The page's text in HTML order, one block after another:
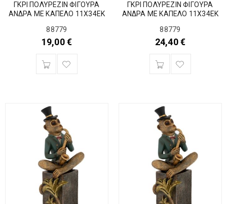
ΓΚΡΙ ΠΟΛΥΡΕΖΙΝ ΦΙΓΟΥΡΑ
ΑΝΔΡΑ ΜΕ ΚΑΠΕΛΟ 11Χ34ΕΚ
88779
19,00€
ΓΚΡΙ ΠΟΛΥΡΕΖΙΝ ΦΙΓΟΥΡΑ
ΑΝΔΡΑ ΜΕ ΚΑΠΕΛΟ 11Χ34ΕΚ
88779
24,40€